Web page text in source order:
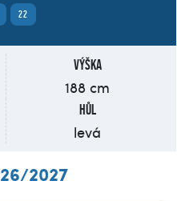
22
Výška
188 cm
Hůl
levá
2027